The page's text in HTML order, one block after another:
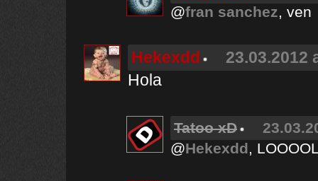
@fran sanchez, ven
Hekexdd
23.03.2012
Hola
Tatoo xD
@Hekexdd,